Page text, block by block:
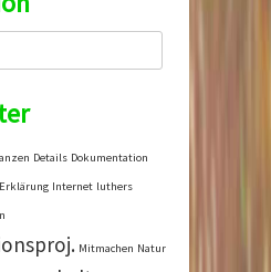
Details Dokumentation
Erklärung Internet luthers
Mitmachen Natur